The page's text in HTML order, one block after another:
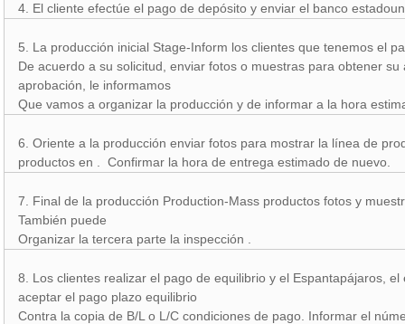
4. El cliente efectúe el pago de depósito y enviar el banco
5. La producción inicial Stage-Inform los clientes que tenemos el
De acuerdo a su solicitud, enviar fotos o muestras para obtener
aprobación, le informamos
Que vamos a organizar la producción y de informar a la hora
6. Oriente a la producción enviar fotos para mostrar la línea de
productos en . Confirmar la hora de entrega estimado de nuevo.
7. Final de la producción Production-Mass productos fotos y
También puede
Organizar la tercera parte la inspección .
8. Los clientes realizar el pago de equilibrio y el Espantapájaros,
aceptar el pago plazo equilibrio
Contra la copia de B/L o L/C condiciones de pago. Informar el